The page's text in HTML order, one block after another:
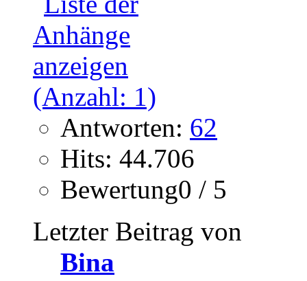
Antworten: 62
Hits: 44.706
Bewertung0 / 5
Letzter Beitrag von
Bina